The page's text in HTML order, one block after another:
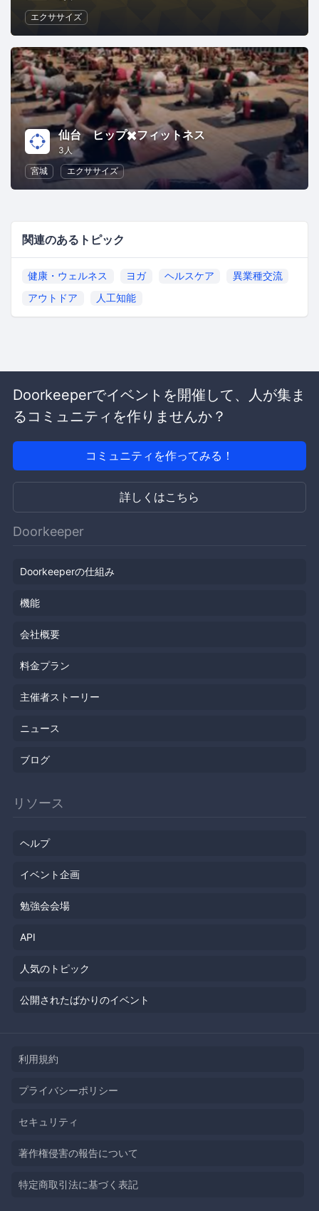
エクササイズ
仙台 ヒップ✖️フィットネス
3人
宮城
エクササイズ
関連のあるトピック
健康・ウェルネス ヨガ ヘルスケア
異業種交流
アウトドア
人工知能
Doorkeeperでイベントを開催して、人が集ま
るコミュニティを作りませんか？
コミュニティを作ってみる！
詳しくはこちら
Doorkeeper
Doorkeeperの仕組み
機能
会社概要
料金プラン
主催者ストーリー
ニュース
ブログ
リソース
ヘルプ
イベント企画
勉強会会場
API
人気のトピック
公開されたばかりのイベント
利用規約
プライバシーポリシー
セキュリティ
著作権侵害の報告について
特定商取引法に基づく表記